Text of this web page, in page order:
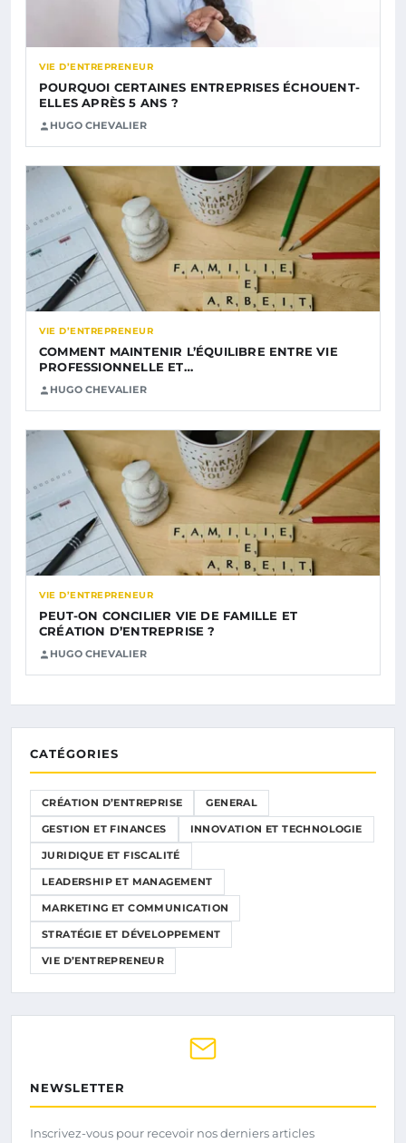
VIE D’ENTREPRENEUR
POURQUOI CERTAINES ENTREPRISES ÉCHOUENT-
ELLES APRÈS 5 ANS ?
HUGO CHEVALIER
VIE D’ENTREPRENEUR
COMMENT MAINTENIR L’ÉQUILIBRE ENTRE VIE
PROFESSIONNELLE ET…
HUGO CHEVALIER
VIE D’ENTREPRENEUR
PEUT-ON CONCILIER VIE DE FAMILLE ET
CRÉATION D’ENTREPRISE ?
HUGO CHEVALIER
CATÉGORIES
CRÉATION D’ENTREPRISE GENERAL
GESTION ET FINANCES INNOVATION ET TECHNOLOGIE
JURIDIQUE ET FISCALITÉ
LEADERSHIP ET MANAGEMENT
MARKETING ET COMMUNICATION
STRATÉGIE ET DÉVELOPPEMENT
VIE D’ENTREPRENEUR
NEWSLETTER
Inscrivez-vous pour recevoir nos derniers articles